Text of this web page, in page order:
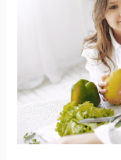
Trabajadora